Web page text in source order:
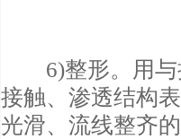
6)整形。用与
接触、渗透结构
光滑、流线整齐